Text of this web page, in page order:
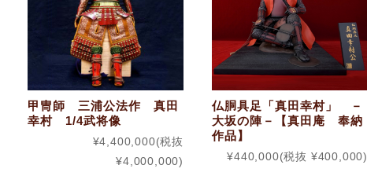
甲冑師 三浦公法作 真田
幸村 1/4武将像
¥4,400,000(税抜
¥4,000,000)
仏胴具足「真田幸村」 －
大坂の陣－【真田庵 奉納
作品】
¥440,000(税抜 ¥400,000)